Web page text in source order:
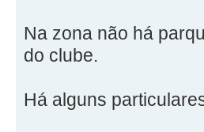
Na zona não há
do clube.
Há alguns